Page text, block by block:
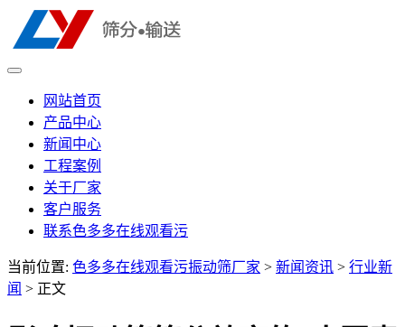
网站首页
产品中心
新闻中心
工程案例
关于厂家
客户服务
联系色多多在线观看污
当前位置: 色多多在线观看污振动筛厂家 > 新闻资讯 > 行业新
闻 > 正文